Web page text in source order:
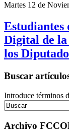
Martes 12 de
Estudiantes
Digital de la
los
Buscar
Introduce términos
Archivo